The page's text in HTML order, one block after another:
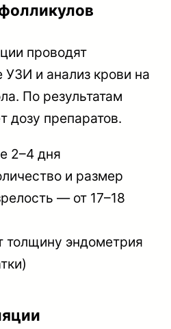
проводят
УЗИ и анализ крови на
По результатам
дозу препаратов.
2–4 дня
и размер
— от 17–18
толщину эндометрия